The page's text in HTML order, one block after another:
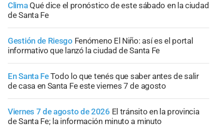
Clima Qué dice el pronóstico de este sábado en la ciudad
de Santa Fe
Gestión de Riesgo Fenómeno El Niño: así es el portal
informativo que lanzó la ciudad de Santa Fe
En Santa FeTodo lo que tenés que saber antes de salir
de casa en Santa Fe este viernes 7 de agosto
Viernes 7 de agosto de 2026 El tránsito en la provincia
de Santa Fe; la información minuto a minuto